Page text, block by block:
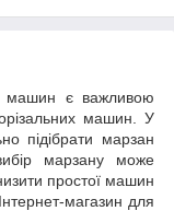
машин є важливою
машин. У
підібрати марзан
марзану може
простої машин
магазин для